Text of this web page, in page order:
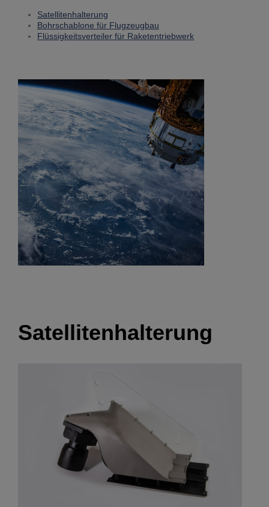
Satellitenhalterung
Bohrschablone für Flugzeugbau
Flüssigkeitsverteiler für Raketentriebwerk
Satellitenhalterung